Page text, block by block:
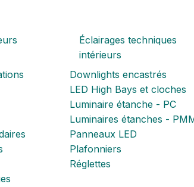
Éclairages techniques
intérieurs
Downlights encastrés
LED High Bays et cloches
Luminaire étanche - PC
Luminaires étanches -
Panneaux LED
Plafonniers
Réglettes